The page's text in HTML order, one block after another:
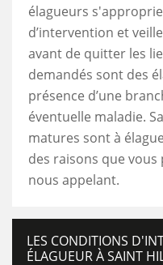
élagueurs
d’intervention et
avant de quitter les
demandés sont des
présence d’une
éventuelle maladie.
matures sont à
des raisons que
nous appelant.
LES CONDITIONS
ÉLAGUEUR À SAINT